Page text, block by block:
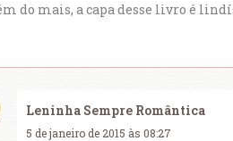
do mais, a capa desse livro é
Leninha Sempre Romântica
5 de janeiro de 2015 às 08:27